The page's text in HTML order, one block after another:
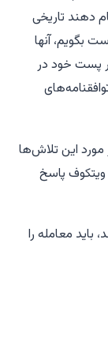
دهند تاریخی
بگویم، آنها
پست خود در
این تلاش‌ها
ویتکوف پاسخ
باید معامله را